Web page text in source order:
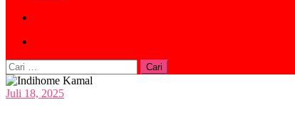
Cari
untuk:
Juli 18, 2025